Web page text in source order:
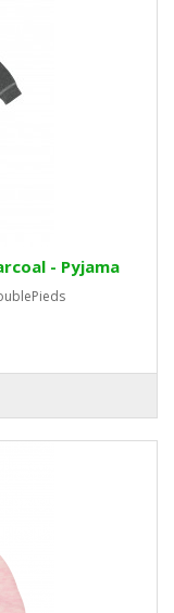
- Pyjama